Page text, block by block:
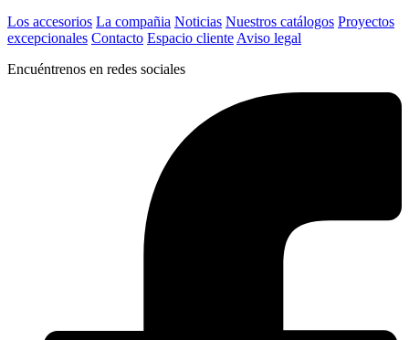
Los accesorios La compañia Noticias Nuestros catálogos Proyectos
excepcionales Contacto Espacio cliente Aviso legal
Encuéntrenos en redes sociales